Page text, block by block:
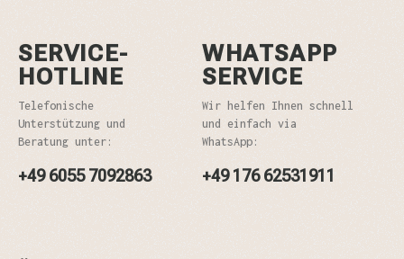
SERVICE-
HOTLINE
Telefonische
Unterstützung und
Beratung unter:
+49 6055 7092863
WHATSAPP
SERVICE
Wir helfen Ihnen schnell
und einfach via
WhatsApp:
+49 176 62531911